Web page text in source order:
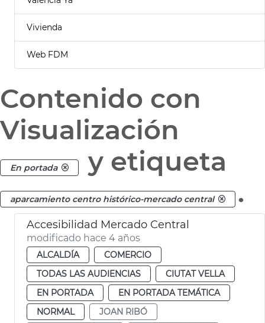
Vivienda
Web FDM
Contenido con
Visualización
En portada y etiqueta
aparcamiento centro histórico-mercado central .
Accesibilidad Mercado Central
modificado hace 4 años
ALCALDÍA
COMERCIO
TODAS LAS AUDIENCIAS
CIUTAT VELLA
EN PORTADA
EN PORTADA TEMÁTICA
NORMAL
JOAN RIBÓ